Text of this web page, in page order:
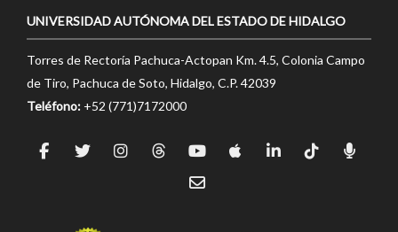
UNIVERSIDAD AUTÓNOMA DEL ESTADO DE HIDALGO
Torres de Rectoría Pachuca-Actopan Km. 4.5, Colonia Campo
de Tiro, Pachuca de Soto, Hidalgo, C.P. 42039
Teléfono: +52 (771)7172000